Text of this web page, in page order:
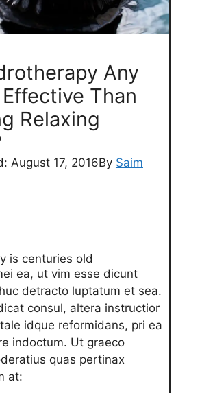
Any
Than
Relaxing
August 17, 2016By Saim
is centuries old
ea, ut vim esse dicunt
detracto luptatum et sea.
consul, altera instructior
idque reformidans, pri ea
indoctum. Ut graeco
quas pertinax
at: